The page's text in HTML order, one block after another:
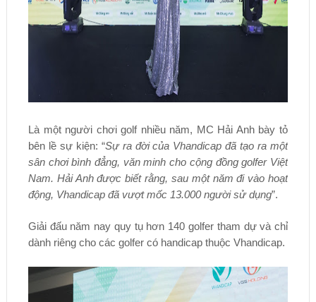
Là một người chơi golf nhiều năm, MC Hải Anh bày tỏ
bên lề sự kiện: “Sự ra đời của Vhandicap đã tạo ra một
sân chơi bình đẳng, văn minh cho cộng đồng golfer Việt
Nam. Hải Anh được biết rằng, sau một năm đi vào hoạt
động, Vhandicap đã vượt mốc 13.000 người sử dụng”.
Giải đấu năm nay quy tụ hơn 140 golfer tham dự và chỉ
dành riêng cho các golfer có handicap thuộc Vhandicap.